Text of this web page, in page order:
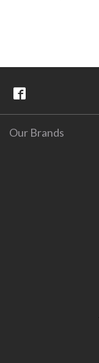
Our Brands